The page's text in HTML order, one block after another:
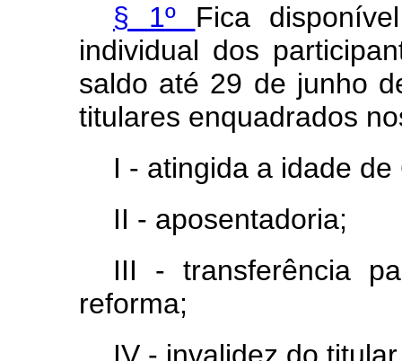
§ 1º Fica
individual dos
saldo até 29 de junho
titulares enquadrados
I - atingida a idade
II - aposentadoria;
III - transferência
reforma;